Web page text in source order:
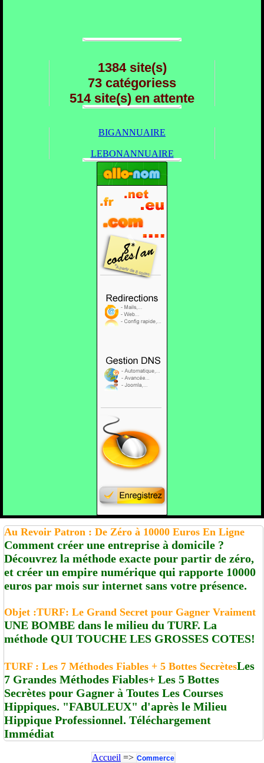
1384 site(s)
73 catégoriess
514 site(s) en attente
BIGANNUAIRE
LEBONANNUAIRE
Au Revoir Patron : De Zéro à 10000 Euros En Ligne
Comment créer une entreprise à domicile ?
Découvrez la méthode exacte pour partir de zéro,
et créer un empire numérique qui rapporte 10000
euros par mois sur internet sans votre présence.
Objet :TURF: Le Grand Secret pour Gagner Vraiment
UNE BOMBE dans le milieu du TURF. La
méthode QUI TOUCHE LES GROSSES COTES!
TURF : Les 7 Méthodes Fiables + 5 Bottes SecrètesLes
7 Grandes Méthodes Fiables+ Les 5 Bottes
Secrètes pour Gagner à Toutes Les Courses
Hippiques. "FABULEUX" d'après le Milieu
Hippique Professionnel. Téléchargement
Immédiat
Accueil => Commerce